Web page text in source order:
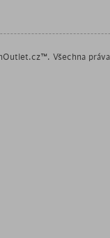
Všechna